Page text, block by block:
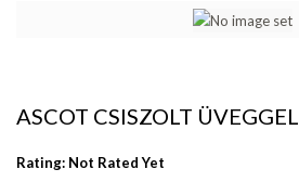
ASCOT CSISZOLT ÜVEGGEL
Rating: Not Rated Yet